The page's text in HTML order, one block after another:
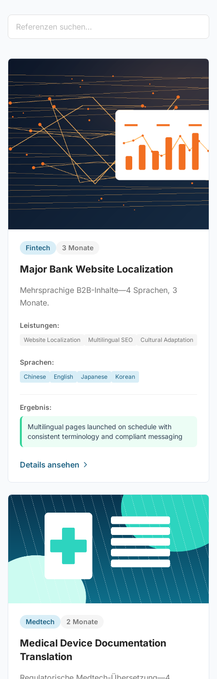
Fintech 3 Monate
Major Bank Website Localization
Mehrsprachige B2B-Inhalte—4 Sprachen, 3
Monate.
Leistungen:
Website Localization Multilingual SEO Cultural Adaptation
Sprachen:
Chinese English Japanese Korean
Ergebnis:
Multilingual pages launched on schedule with
consistent terminology and compliant messaging
Details ansehen
Medtech 2 Monate
Medical Device Documentation
Translation